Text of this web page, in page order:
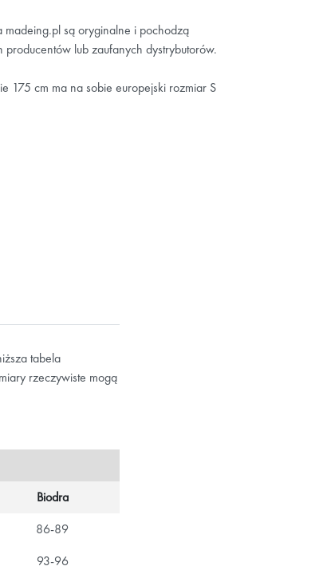
madeing.pl są oryginalne i pochodzą
lub zaufanych dystrybutorów.
175 cm ma na sobie europejski rozmiar S
tabela
rzeczywiste mogą
Biodra
86-89
93-96